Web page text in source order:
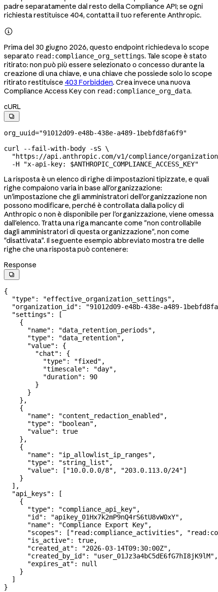
padre separatamente dal resto della Compliance API; se ogni
richiesta restituisce 404, contatta il tuo referente Anthropic.

Prima del 30 giugno 2026, questo endpoint richiedeva lo scope
separato read:compliance_org_settings. Tale scope è stato
ritirato: non può più essere selezionato o concesso durante la
creazione di una chiave, e una chiave che possiede solo lo scope
ritirato restituisce 403 Forbidden. Crea invece una nuova
Compliance Access Key con read:compliance_org_data.
cURL

org_uuid="91012d09-e48b-438e-a489-1bebfd8fa6f9"
curl
--fail-with-body -sS \
"https://api.anthropic.com/v1/compliance/
  -H
"x-api-key: $ANTHROPIC_COMPLIANCE_ACCESS_KEY"
La risposta è un elenco di righe di impostazioni tipizzate, e quali
righe compaiono varia in base all'organizzazione:
un'impostazione che gli amministratori dell'organizzazione non
possono modificare, perché è controllata dalla policy di
Anthropic o non è disponibile per l'organizzazione, viene omessa
dall'elenco. Tratta una riga mancante come "non controllabile
dagli amministratori di questa organizzazione", non come
"disattivata". Il seguente esempio abbreviato mostra tre delle
righe che una risposta può contenere:
Response

{
  "type"
: "effective_organization_settings" ,
  "organization_id"
:
"91012d09-e48b-438e-a489-
  "settings"
: [
    {
      "name"
: "data_retention_periods" ,
      "type"
: "data_retention" ,
      "value"
: {
        "chat"
: {
          "type"
: "fixed" ,
          "timescale"
: "day" ,
          "duration"
: 90
        }
      }
    },
    {
      "name"
: "content_redaction_enabled" ,
      "type"
: "boolean" ,
      "value"
: true
    },
    {
      "name"
: "ip_allowlist_ip_ranges" ,
      "type"
: "string_list" ,
      "value"
: [ "10.0.0.0/8" , "203.0.113.0/24"]
    }
  ],
  "api_keys"
: [
    {
      "type"
: "compliance_api_key" ,
      "id"
: "apikey_01Hx7k2mP9nQ4rS6tU8vW0xY" ,
      "name"
: "Compliance Export Key" ,
      "scopes"
: [ "read:compliance_activities" ,
      "is_active"
: true,
      "created_at"
: "2026-03-14T09:30:00Z" ,
      "created_by_id"
: "user_01Jz3a4bC5dE6fG7hI8jK9lM" ,
      "expires_at"
: null
    }
  ]
}